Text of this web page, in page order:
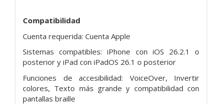
Compatibilidad
Cuenta requerida: Cuenta Apple
Sistemas compatibles: iPhone con iOS 26.2.1 o
posterior y iPad con iPadOS 26.1 o posterior
Funciones de accesibilidad: VoiceOver, Invertir
colores, Texto más grande y compatibilidad con
pantallas braille